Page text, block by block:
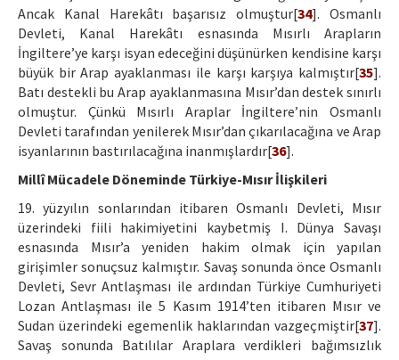
Ancak Kanal Harekâtı başarısız olmuştur[34]. Osmanlı
Devleti, Kanal Harekâtı esnasında Mısırlı Arapların
İngiltere’ye karşı isyan edeceğini düşünürken kendisine karşı
büyük bir Arap ayaklanması ile karşı karşıya kalmıştır[35].
Batı destekli bu Arap ayaklanmasına Mısır’dan destek sınırlı
olmuştur. Çünkü Mısırlı Araplar İngiltere’nin Osmanlı
Devleti tarafından yenilerek Mısır’dan çıkarılacağına ve Arap
isyanlarının bastırılacağına inanmışlardır[36].
Millî Mücadele Döneminde Türkiye-Mısır İlişkileri
19. yüzyılın sonlarından itibaren Osmanlı Devleti, Mısır
üzerindeki fiili hakimiyetini kaybetmiş I. Dünya Savaşı
esnasında Mısır’a yeniden hakim olmak için yapılan
girişimler sonuçsuz kalmıştır. Savaş sonunda önce Osmanlı
Devleti, Sevr Antlaşması ile ardından Türkiye Cumhuriyeti
Lozan Antlaşması ile 5 Kasım 1914’ten itibaren Mısır ve
Sudan üzerindeki egemenlik haklarından vazgeçmiştir[37].
Savaş sonunda Batılılar Araplara verdikleri bağımsızlık